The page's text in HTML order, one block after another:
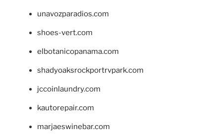
unavozparadios.com
shoes-vert.com
elbotanicopanama.com
shadyoaksrockportrvpark.com
jccoinlaundry.com
kautorepair.com
marjaeswinebar.com